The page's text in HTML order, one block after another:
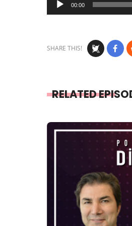
Player
00:00
SHARE THIS!
RELATED